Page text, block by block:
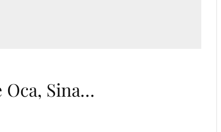
Sina…